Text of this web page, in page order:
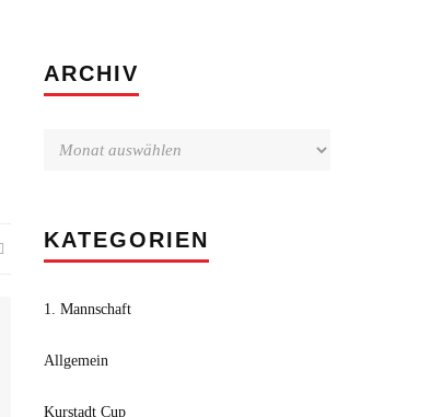
ARCHIV
KATEGORIEN
1. Mannschaft
Allgemein
Kurstadt Cup